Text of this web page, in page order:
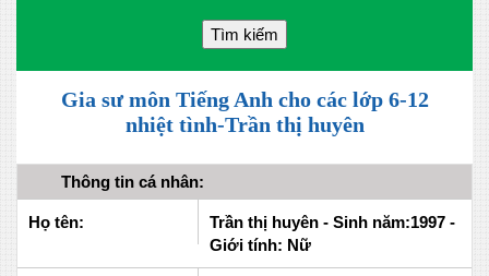
Gia sư môn Tiếng Anh cho các lớp 6-12
nhiệt tình-Trần thị huyên
Thông tin cá nhân:
Họ tên:
Trần thị huyên - Sinh năm:1997 -
Giới tính: Nữ